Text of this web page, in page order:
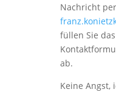
Nachricht
füllen Sie
ab.
Keine Angst,